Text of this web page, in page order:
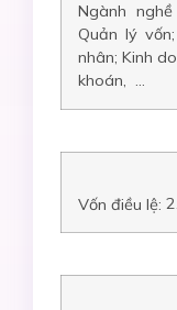
Ngành
Quản lý
nhân; Kinh
khoán, …
Vốn điều lệ: